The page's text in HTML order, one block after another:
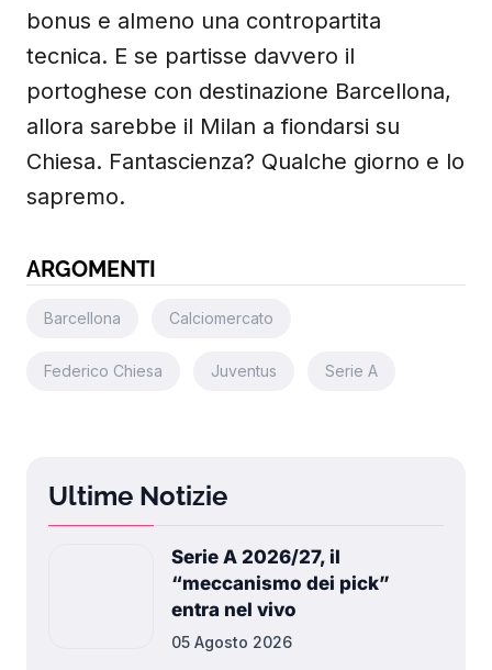
bonus e almeno una contropartita
tecnica. E se partisse davvero il
portoghese con destinazione Barcellona,
allora sarebbe il Milan a fiondarsi su
Chiesa. Fantascienza? Qualche giorno e lo
sapremo.
ARGOMENTI
Barcellona Calciomercato
Federico Chiesa Juventus Serie A
Ultime Notizie
Serie A 2026/27, il
“meccanismo dei pick”
entra nel vivo
05 Agosto 2026